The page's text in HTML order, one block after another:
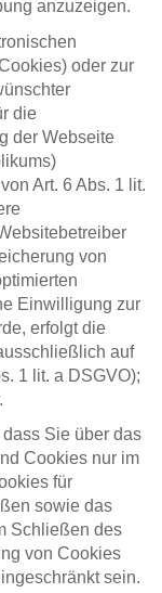
anzuzeigen.
oder zur
die
der Webseite
Art. 6 Abs. 1 lit.
von
Einwilligung zur
erfolgt die
auf
1 lit. a DSGVO);
Sie über das
Cookies nur im
für
sowie das
Schließen des
von Cookies
sein.